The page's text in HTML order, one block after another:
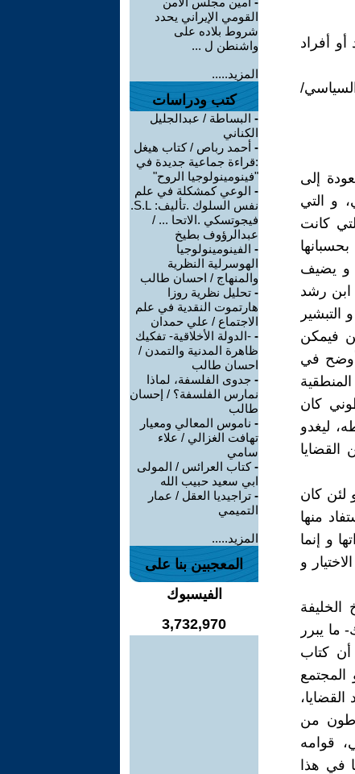
أفراد
إلى
و التي
كانت
و يضيف
ابن رشد
فيمكن
أوضح في
كان
ليغدو
القضايا
لئن كان
منها
و إنما
و
ما يبرر
كتاب
من
قوامه
في هذا
القومي الإيراني يحدد
شروط بلاده على
واشنطن ل ...
المزيد.....
كتب ودراسات
- البساطة / عبدالجليل
الكناني
- أحمد رباص / كتاب هيغل
:قراءة جماعية جديدة في
"فينومينولوجيا الروح"
- الوعي كمشكلة في علم
نفس السلوك .تأليف: S.L.
فيجوتسكي .الاتحا ... /
عبدالرؤوف بطيخ
- الفينومينولوجيا
الهوسرلية النظرية
والمنهاج / احسان طالب
- تحليل نظرية روزا
هارتموت النقدية في علم
الاجتماع / علي حمدان
- -الدولة الأخلاقية- تفكيك
ظاهرة المدنية والتمدن /
احسان طالب
- جدوى الفلسفة، لماذا
نمارس الفلسفة؟ / إحسان
طالب
- ناموس المعالي ومعيار
تهافت الغزالي / علاء
سامي
-كتاب العرائس / المولى
ابي سعيد حبيب الله
- تراجيديا العقل / عمار
التميمي
المزيد.....
المعجبين بنا على
الفيسبوك
3,732,970